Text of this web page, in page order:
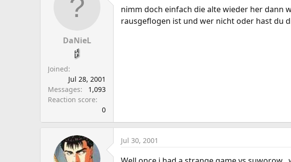
e
DaNieL
Joined
Jul 28, 2001
Messages
1,093
Reaction score
0
nimm doch einfach die alte wieder her dann
rausgeflogen ist und wer nicht oder hast du
Jul 30, 2001